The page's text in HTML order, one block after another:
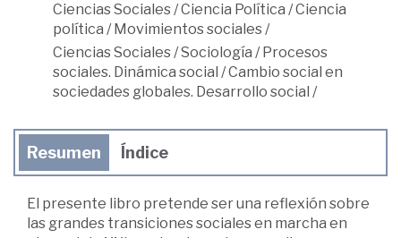
Ciencias Sociales/Ciencia Política /Ciencia
política /Movimientos sociales/
Ciencias Sociales/Sociología /Procesos
sociales. Dinámica social /Cambio social en
sociedades globales. Desarrollo social /
Resumen Índice
El presente libro pretende ser una reflexión sobre
las grandes transiciones sociales en marcha en